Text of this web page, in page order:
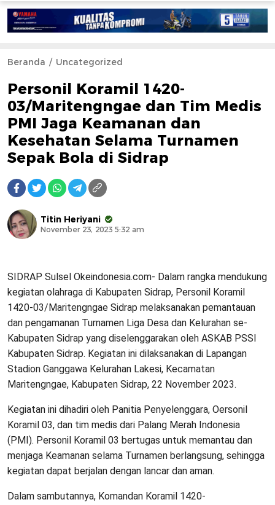
Beranda Uncategorized
Personil Koramil 1420-
03/Maritengngae dan Tim Medis
PMI Jaga Keamanan dan
Kesehatan Selama Turnamen
Sepak Bola di Sidrap
Titin Heriyani
November 23, 2023 5:32 am
SIDRAP Sulsel Okeindonesia.com- Dalam rangka mendukung
kegiatan olahraga di Kabupaten Sidrap, Personil Koramil
1420-03/Maritengngae Sidrap melaksanakan pemantauan
dan pengamanan Turnamen Liga Desa dan Kelurahan se-
Kabupaten Sidrap yang diselenggarakan oleh ASKAB PSSI
Kabupaten Sidrap. Kegiatan ini dilaksanakan di Lapangan
Stadion Ganggawa Kelurahan Lakesi, Kecamatan
Maritengngae, Kabupaten Sidrap, 22 November 2023.
Kegiatan ini dihadiri oleh Panitia Penyelenggara, Oersonil
Koramil 03, dan tim medis dari Palang Merah Indonesia
(PMI). Personil Koramil 03 bertugas untuk memantau dan
menjaga Keamanan selama Turnamen berlangsung, sehingga
kegiatan dapat berjalan dengan lancar dan aman.
Dalam sambutannya, Komandan Koramil 1420-